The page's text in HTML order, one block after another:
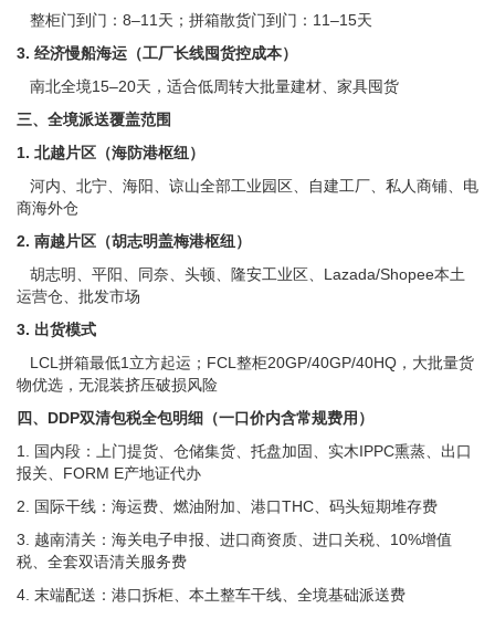
整柜门到门：8–11天；拼箱散货门到门：11–15天
3. 经济慢船海运（工厂长线囤货控成本）
南北全境15–20天，适合低周转大批量建材、家具囤货
三、全境派送覆盖范围
1. 北越片区（海防港枢纽）
河内、北宁、海阳、谅山全部工业园区、自建工厂、私人商铺、电
商海外仓
2. 南越片区（胡志明盖梅港枢纽）
胡志明、平阳、同奈、头顿、隆安工业区、Lazada/Shopee本土
运营仓、批发市场
3. 出货模式
LCL拼箱最低1立方起运；FCL整柜20GP/40GP/40HQ，大批量货
物优选，无混装挤压破损风险
四、DDP双清包税全包明细（一口价内含常规费用）
1. 国内段：上门提货、仓储集货、托盘加固、实木IPPC熏蒸、出口
报关、FORM E产地证代办
2. 国际干线：海运费、燃油附加、港口THC、码头短期堆存费
3. 越南清关：海关电子申报、进口商资质、进口关税、10%增值
税、全套双语清关服务费
4. 末端配送：港口拆柜、本土整车干线、全境基础派送费